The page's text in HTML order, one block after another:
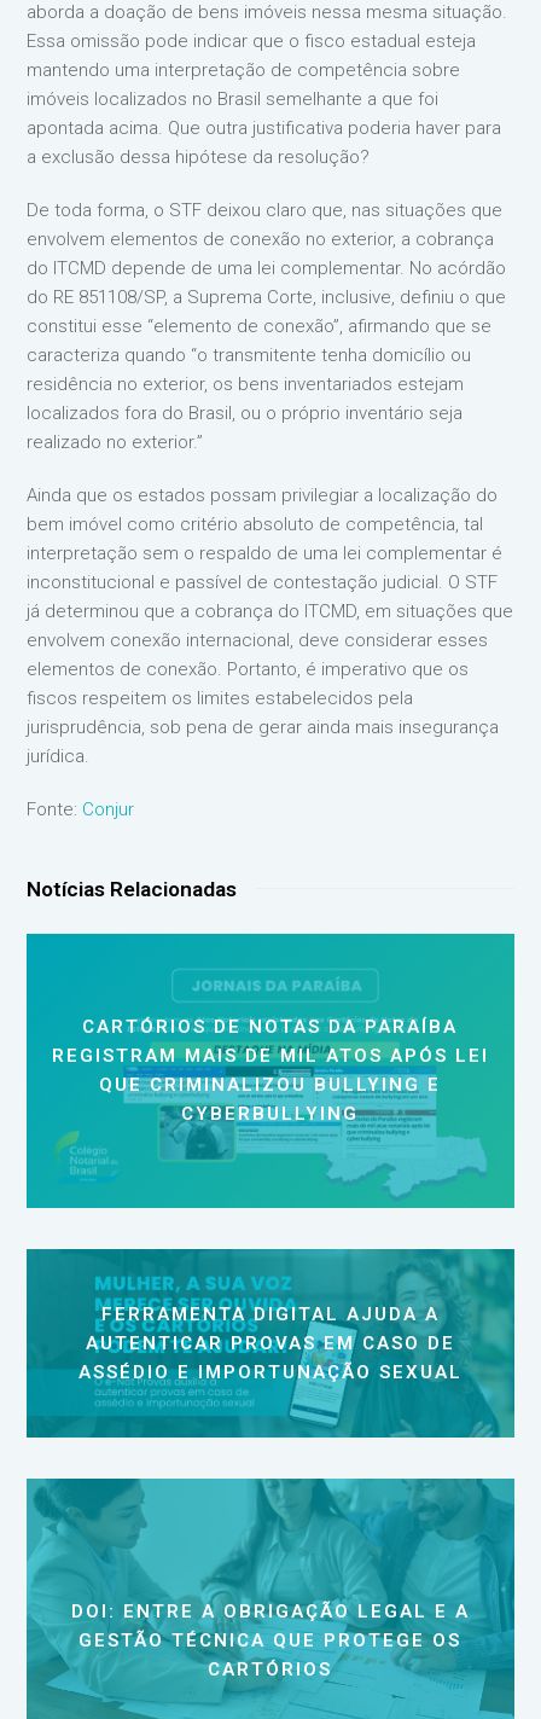
aborda a doação de bens imóveis nessa mesma situação.
Essa omissão pode indicar que o fisco estadual esteja
mantendo uma interpretação de competência sobre
imóveis localizados no Brasil semelhante a que foi
apontada acima. Que outra justificativa poderia haver para
a exclusão dessa hipótese da resolução?
De toda forma, o STF deixou claro que, nas situações que
envolvem elementos de conexão no exterior, a cobrança
do ITCMD depende de uma lei complementar. No acórdão
do RE 851108/SP, a Suprema Corte, inclusive, definiu o que
constitui esse “elemento de conexão”, afirmando que se
caracteriza quando “o transmitente tenha domicílio ou
residência no exterior, os bens inventariados estejam
localizados fora do Brasil, ou o próprio inventário seja
realizado no exterior.”
Ainda que os estados possam privilegiar a localização do
bem imóvel como critério absoluto de competência, tal
interpretação sem o respaldo de uma lei complementar é
inconstitucional e passível de contestação judicial. O STF
já determinou que a cobrança do ITCMD, em situações que
envolvem conexão internacional, deve considerar esses
elementos de conexão. Portanto, é imperativo que os
fiscos respeitem os limites estabelecidos pela
jurisprudência, sob pena de gerar ainda mais insegurança
jurídica.
Fonte: Conjur
Notícias Relacionadas
CARTÓRIOS DE NOTAS DA PARAÍBA
REGISTRAM MAIS DE MIL ATOS APÓS LEI
QUE CRIMINALIZOU BULLYING E
CYBERBULLYING
FERRAMENTA DIGITAL AJUDA A
AUTENTICAR PROVAS EM CASO DE
ASSÉDIO E IMPORTUNAÇÃO SEXUAL
DOI: ENTRE A OBRIGAÇÃO LEGAL E A
GESTÃO TÉCNICA QUE PROTEGE OS
CARTÓRIOS